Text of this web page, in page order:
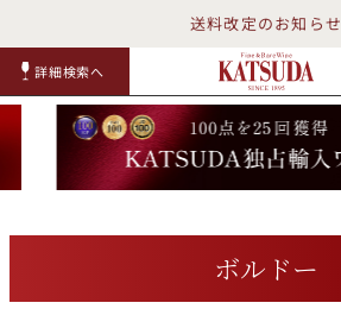
送料改定のお知らせ
詳細検索へ
白ワイ
ン ング ン
ボルドー